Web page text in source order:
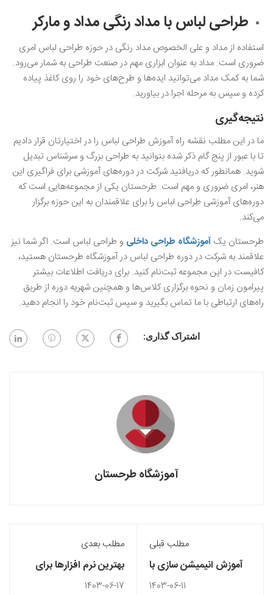
طراحی لباس با مداد رنگی مداد و مارکر
استفاده از مداد و علی الخصوص مداد رنگی در حوزه طراحی لباس امری
ضروری است. مداد به عنوان ابزاری مهم در صنعت طراحی به شمار می‌رود.
شما به کمک مداد می‌توانید ایده‌ها و طرح‌های خود را روی کاغذ پیاده
کرده و سپس به مرحله اجرا در بیاورید.
نتیجه‌گیری
ما در این مطلب نقشه راه آموزش طراحی لباس را در اختیارتان قرار دادیم
تا با عبور از پنج گام ذکر شده بتوانید به طراحی بزرگ و سرشناس تبدیل
شوید. همانطور که دریافتید شرکت در دوره‌های آموزشی برای فراگیری این
هنر، امری ضروری و مهم است. طرحستان یکی از مجموعه‌هایی است که
دوره‌های آموزشی طراحی لباس را برای علاقمندان به این حوزه برگزار
می‌کند.
طرحستان یک آموزشگاه طراحی داخلی و طراحی لباس است. اگر شما نیز
علاقمند به شرکت در دوره طراحی لباس در آموزشگاه طرحستان هستید،
کافیست در این مجموعه ثبت‌نام کنید. برای دریافت اطلاعات بیشتر
پیرامون زمان و نحوه برگزاری کلاس‌ها و همچنین شهریه دوره از طریق
راه‌های ارتباطی با ما تماس بگیرید و سپس ثبت‌نام خود را انجام دهید.
اشتراک گذاری:
آموزشگاه طرحستان
مطلب قبلی
آموزش انیمیشن سازی با
هوش مصنوعی + معرفی
1403-06-11
مطلب بعدی
بهترین نرم افزارها برای
ساخت انیمیشن دو بعدی
1403-06-17